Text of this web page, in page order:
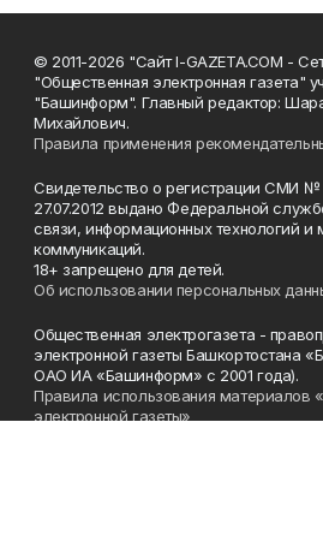
© 2011-2026 "Сайт I-GAZETA.COM -
"Общественная электронная газета"
"Башинформ". Главный редактор:
Михайлович.
Правила применения
Свидетельство о регистрации СМИ
27.07.2012 выдано Федеральной
связи, информационных технологий и
коммуникаций.
18+ запрещено для детей.
Об использовании персональных
Общественная электрогазета -
электронной газеты Башкортостана
ОАО ИА «Башинформ» с 2001 года).
Правила использования материалов
электронной газеты»